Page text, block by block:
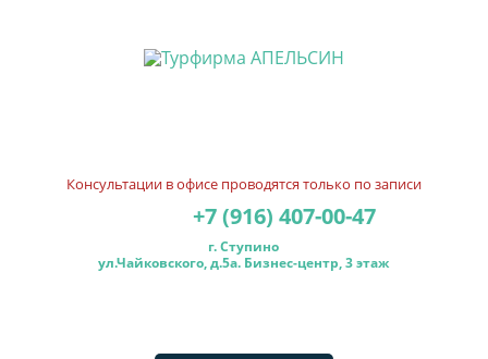
Консультации в офисе проводятся только по записи
+7 (916) 407-00-47
г. Ступино
ул.Чайковского, д.5а. Бизнес-центр, 3 этаж